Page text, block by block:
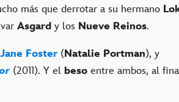
más que derrotar a su hermano
Asgard y los Nueve Reinos.
Jane Foster (Natalie Portman), y
(2011). Y el beso entre ambos, al